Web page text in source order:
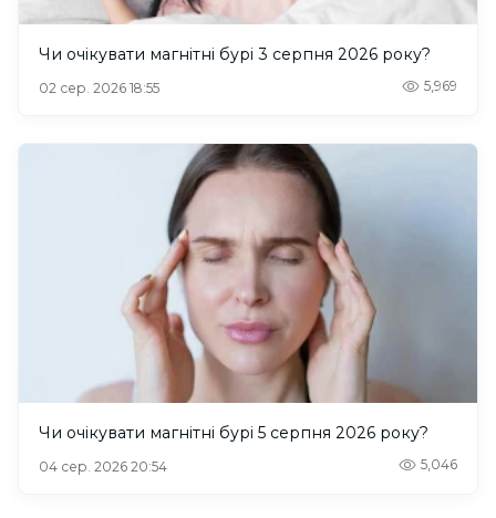
Чи очікувати магнітні бурі 3 серпня 2026 року?
02 сер. 2026 18:55 5,969
Чи очікувати магнітні бурі 5 серпня 2026 року?
04 сер. 2026 20:54 5,046